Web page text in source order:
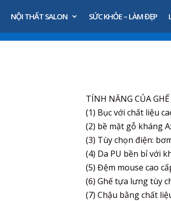
NỘI THẤT SALON SỨC KHỎE – LÀM ĐẸP
TÍNH NĂNG CỦA
(1) Bục với chất liệu
(2) bề mặt gỗ kháng
(3) Tùy chọn điện:
(4) Da PU bền bỉ với
(5) Đệm mouse cao
(6) Ghế tựa lưng tùy
(7) Chậu bằng chất